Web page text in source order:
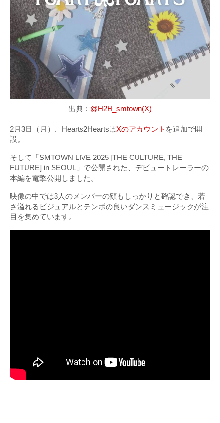
出典： @H2H_smtown(X)
2月3日（月）、Hearts2HeartsはXのアカウント を追加で開
設。
そして「SMTOWN LIVE 2025 [THE CULTURE, THE
FUTURE] in SEOUL」で公開された、デビュートレーラーの
本編を電撃公開しました。
映像の中では8人のメンバーの顔もしっかりと確認でき、若
さ溢れるビジュアルとテンポの良いダンスミュージックが注
目を集めています。